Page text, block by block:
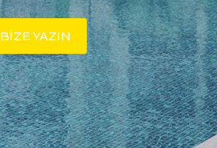
BİZE YAZIN